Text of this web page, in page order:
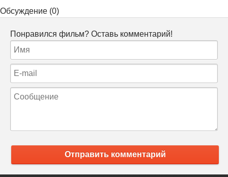
Обсуждение (0)
Понравился фильм? Оставь комментарий!
Отправить комментарий